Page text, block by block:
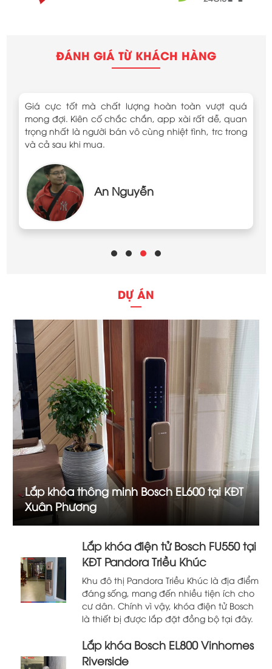
ĐÁNH GIÁ TỪ KHÁCH HÀNG
Giá cực tốt mà chất lượng hoàn toàn vượt quá
mong đợi. Kiên cố chắc chắn, app xài rất dễ, quan
trọng nhất là người bán vô cùng nhiệt tình, trc trong
và cả sau khi mua.
An Nguyễn
DỰ ÁN
Lắp khóa thông minh Bosch EL600 tại KĐT
Xuân Phương
Lắp khóa điện tử Bosch FU550 tại
KĐT Pandora Triều Khúc
Khu đô thị Pandora Triều Khúc là địa điểm
đáng sống, mang đến nhiều tiện ích cho
cư dân. Chính vì vậy, khóa điện tử Bosch
là thiết bị được lắp đặt đồng bộ tại đây.
điện tử Bosch FU550 tại KĐT Pandoro Triều
Khúc. Thân mời bạn […]
Lắp khóa Bosch EL800 Vinhomes
Riverside